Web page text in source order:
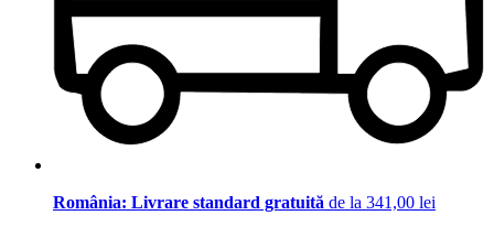
România: Livrare standard gratuită de la 341,00 lei